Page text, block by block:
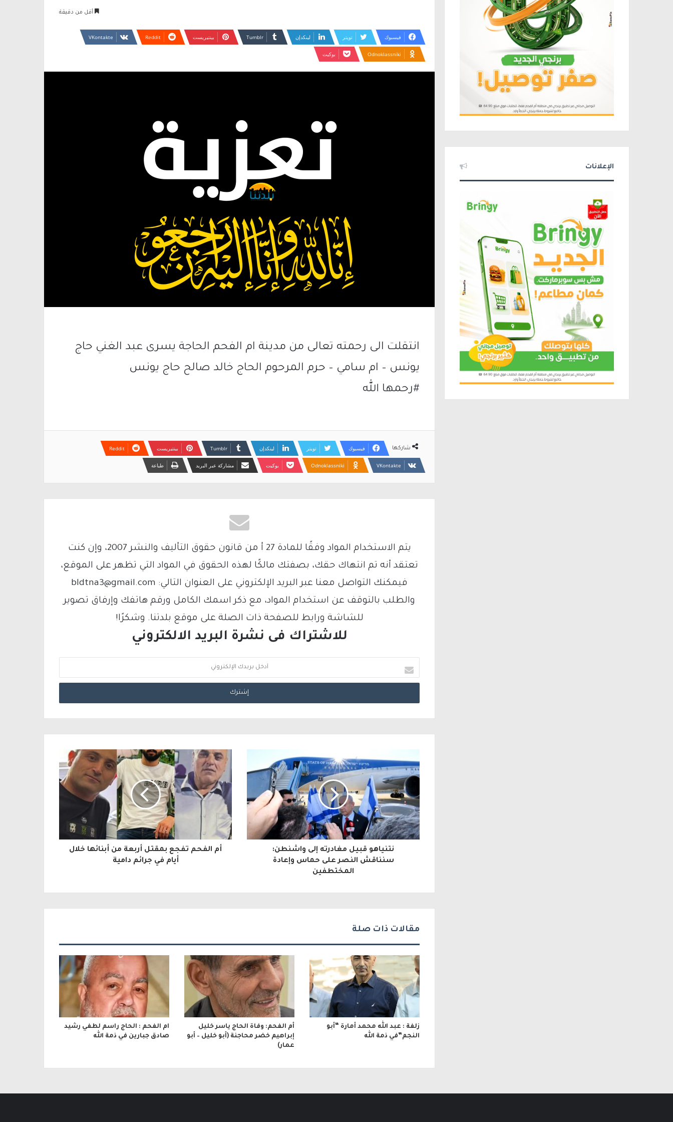
أقل من دقيقة
فيسبوك تويتر لينكدإن بينتيريست
Odnoklassniki بوكيت
انتقلت الى رحمته تعالى من مدينة ام الفحم الحاجة يسرى عبد الغني حاج
يونس – ام سامي – حرم المرحوم الحاج خالد صالح حاج يونس
#رحمها الله
شاركها فيسبوك تويتر لينكدإن بينتيريست
Odnoklassniki بوكيت مشاركة عبر البريد طباعة
يتم الاستخدام المواد وفقًا للمادة 27 أ من قانون حقوق التأليف والنشر 2007، وإن كنت
تعتقد أنه تم انتهاك حقك، بصفتك مالكًا لهذه الحقوق في المواد التي تظهر على الموقع،
فيمكنك التواصل معنا عبر البريد الإلكتروني على العنوان التالي: bldtna3@gmail.com
والطلب بالتوقف عن استخدام المواد، مع ذكر اسمك الكامل ورقم هاتفك وإرفاق تصوير
للشاشة ورابط للصفحة ذات الصلة على موقع بلدتنا. وشكرًا!
للاشتراك فى نشرة البريد الالكتروني
د
خ
ل
ب
ي
ك
ا
ل
ك
ت
ر
و
ن
ي
نتنياهو قبيل مغادرته إلى واشنطن:
سنناقش النصر على حماس وإعادة
المختطفين
أم الفحم تفجع بمقتل أربعة من أبنائها خلال
أيام في جرائم دامية
مقالات ذات صلة
زلفة : عبد الله محمد أمارة “أبو
النجم”في ذمة الله
أم الفحم: وفاة الحاج ياسر خليل
إبراهيم خضر محاجنة (أبو خليل – أبو
عمار)
ام الفحم : الحاج راسم لطفي رشيد
صادق جبارين في ذمة الله
الإعلانات